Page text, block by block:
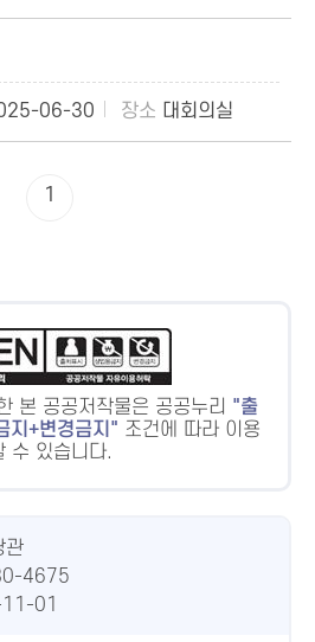
06-30 대회의실
1
본 공공저작물은 공공누리
출
지+변경금지
조건에 따라 이용
수 있습니다.
관
4675
01